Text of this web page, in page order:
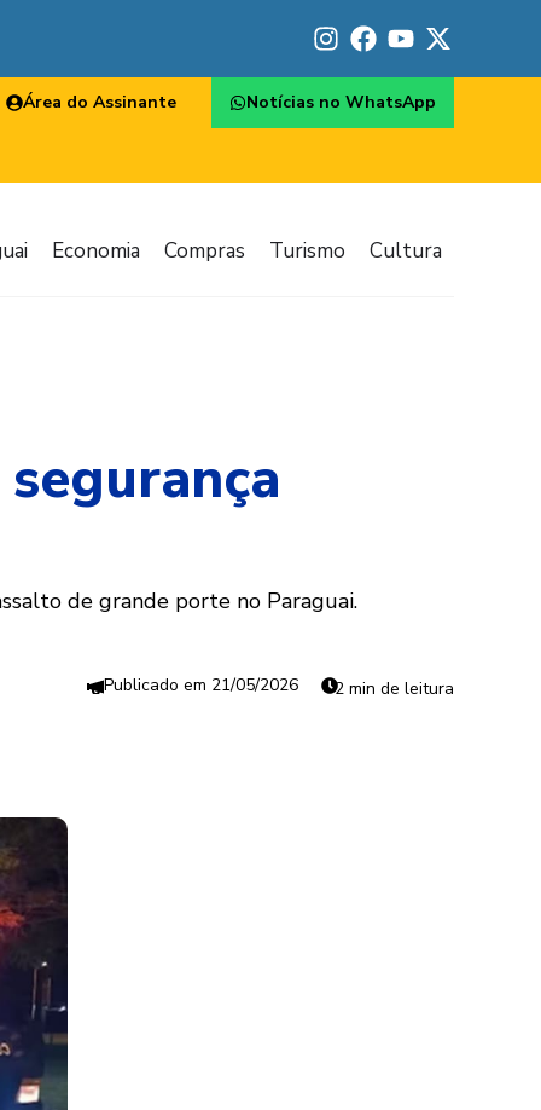
Área do Assinante Notícias no WhatsApp
Economia Compras Turismo Cultura
de grande porte no Paraguai.
21/05/2026 2 min de leitura